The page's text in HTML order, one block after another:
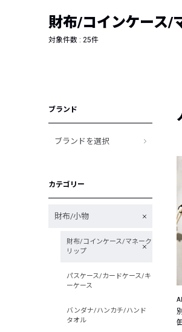
新着アイテム
編集部のおすすめアイテム
財布/コインケース/
対象件数 : 25件
ブランド
ブランドを選択
カテゴリー
財布/小物
財布/コインケース/マネーク
リップ
パスケース/カードケース/キ
ーケース
バンダナ/ハンカチ/ハンド
タオル